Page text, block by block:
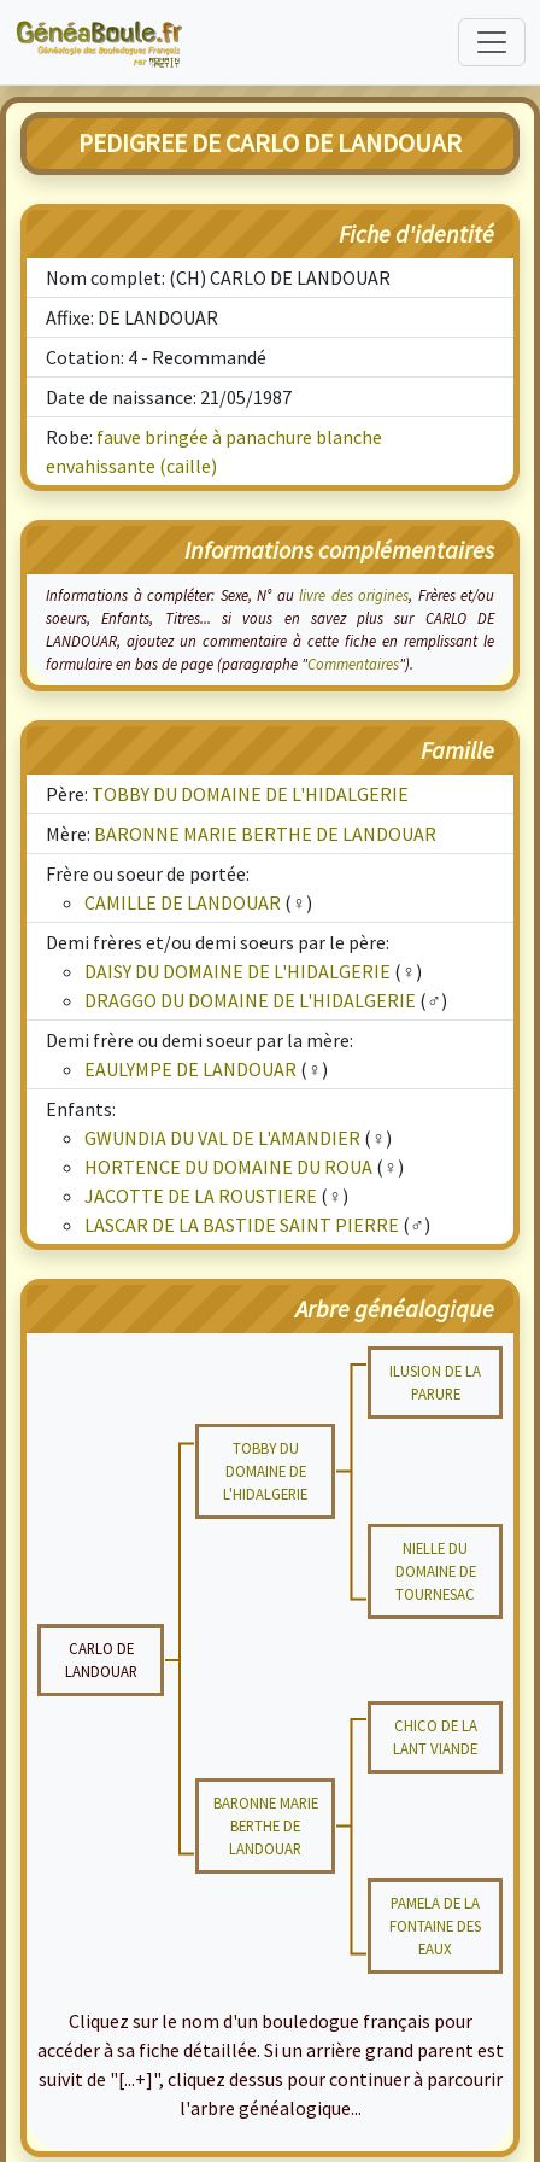
PEDIGREE DE CARLO DE LANDOUAR
Fiche d'identité
Nom complet: (CH) CARLO DE LANDOUAR
Affixe: DE LANDOUAR
Cotation: 4 - Recommandé
Date de naissance: 21/05/1987
Robe: fauve bringée à panachure blanche
envahissante (caille)
Informations complémentaires
Informations à compléter: Sexe, N° au livre des origines, Frères et/ou
soeurs, Enfants, Titres... si vous en savez plus sur CARLO DE
LANDOUAR, ajoutez un commentaire à cette fiche en remplissant le
formulaire en bas de page (paragraphe "Commentaires").
Famille
Père: TOBBY DU DOMAINE DE L'HIDALGERIE
Mère: BARONNE MARIE BERTHE DE LANDOUAR
Frère ou soeur de portée:
CAMILLE DE LANDOUAR (♀)
Demi frères et/ou demi soeurs par le père:
DAISY DU DOMAINE DE L'HIDALGERIE (♀)
DRAGGO DU DOMAINE DE L'HIDALGERIE (♂)
Demi frère ou demi soeur par la mère:
EAULYMPE DE LANDOUAR (♀)
Enfants:
GWUNDIA DU VAL DE L'AMANDIER (♀)
HORTENCE DU DOMAINE DU ROUA (♀)
JACOTTE DE LA ROUSTIERE (♀)
LASCAR DE LA BASTIDE SAINT PIERRE (♂)
Arbre généalogique
ILUSION DE LA
PARURE
TOBBY DU
DOMAINE DE
L'HIDALGERIE
NIELLE DU
DOMAINE DE
TOURNESAC
CARLO DE
LANDOUAR
CHICO DE LA
LANT VIANDE
BARONNE MARIE
BERTHE DE
LANDOUAR
PAMELA DE LA
FONTAINE DES
EAUX
Cliquez sur le nom d'un bouledogue français pour
accéder à sa fiche détaillée. Si un arrière grand parent est
suivit de "[...+]", cliquez dessus pour continuer à parcourir
l'arbre généalogique...